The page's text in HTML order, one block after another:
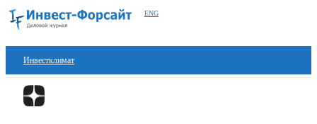
ENG
Инвестклимат
Финансы